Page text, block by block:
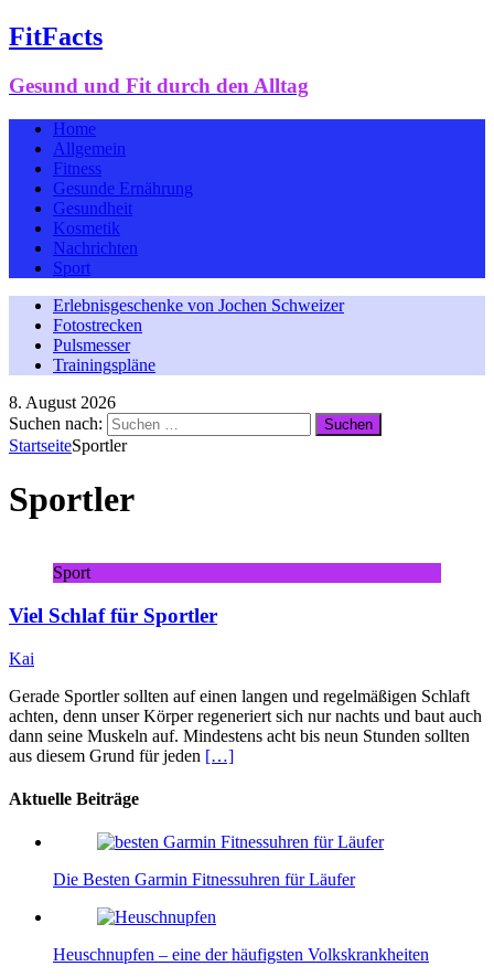
FitFacts
Gesund und Fit durch den Alltag
Home
Allgemein
Fitness
Gesunde Ernährung
Gesundheit
Kosmetik
Nachrichten
Sport
Erlebnisgeschenke von Jochen Schweizer
Fotostrecken
Pulsmesser
Trainingspläne
8. August 2026
Suchen nach:
StartseiteSportler
Sportler
Sport
Viel Schlaf für Sportler
Kai
Gerade Sportler sollten auf einen langen und regelmäßigen Schlaft
achten, denn unser Körper regeneriert sich nur nachts und baut auch
dann seine Muskeln auf. Mindestens acht bis neun Stunden sollten
aus diesem Grund für jeden […]
Aktuelle Beiträge
Die Besten Garmin Fitnessuhren für Läufer
Heuschnupfen – eine der häufigsten Volkskrankheiten